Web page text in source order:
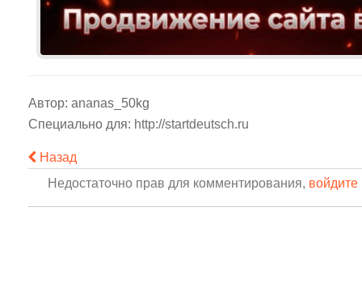
Автор: ananas_50kg
Специально для: http://startdeutsch.ru
Назад
Недостаточно прав для комментирования, войдите